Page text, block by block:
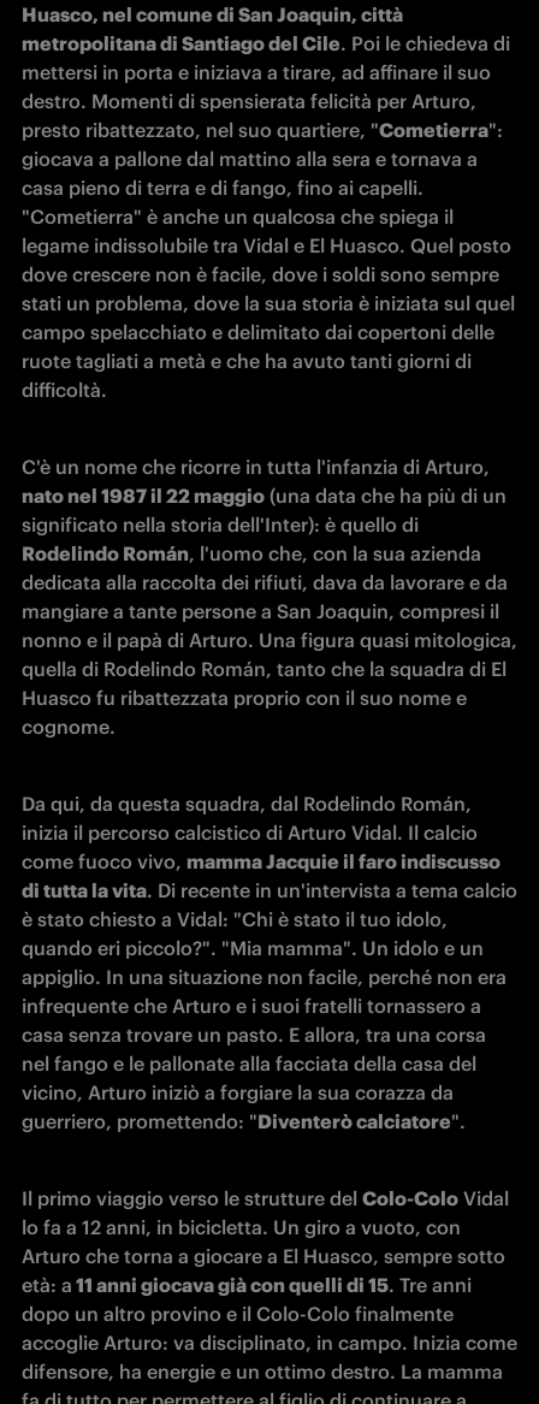
Huasco, nel comune di San Joaquin, città
metropolitana di Santiago del Cile. Poi le chiedeva di
mettersi in porta e iniziava a tirare, ad affinare il suo
destro. Momenti di spensierata felicità per Arturo,
presto ribattezzato, nel suo quartiere, "Cometierra":
giocava a pallone dal mattino alla sera e tornava a
casa pieno di terra e di fango, fino ai capelli.
"Cometierra" è anche un qualcosa che spiega il
legame indissolubile tra Vidal e El Huasco. Quel posto
dove crescere non è facile, dove i soldi sono sempre
stati un problema, dove la sua storia è iniziata sul quel
campo spelacchiato e delimitato dai copertoni delle
ruote tagliati a metà e che ha avuto tanti giorni di
difficoltà.
nato nel 1987 il 22 maggio (una data che ha più di un
Rodelindo Román, l'uomo che, con la sua azienda
dedicata alla raccolta dei rifiuti, dava da lavorare e da
mangiare a tante persone a San Joaquin, compresi il
nonno e il papà di Arturo. Una figura quasi mitologica,
quella di Rodelindo Román, tanto che la squadra di El
Huasco fu ribattezzata proprio con il suo nome e
cognome.
Da qui, da questa squadra, dal Rodelindo Román,
inizia il percorso calcistico di Arturo Vidal. Il calcio
come fuoco vivo, mamma Jacquie il faro indiscusso
di tutta la vita. Di recente in un'intervista a tema calcio
è stato chiesto a Vidal: "Chi è stato il tuo idolo,
quando eri piccolo?". "Mia mamma". Un idolo e un
appiglio. In una situazione non facile, perché non era
infrequente che Arturo e i suoi fratelli tornassero a
casa senza trovare un pasto. E allora, tra una corsa
nel fango e le pallonate alla facciata della casa del
vicino, Arturo iniziò a forgiare la sua corazza da
guerriero, promettendo: "Diventerò calciatore".
Il primo viaggio verso le strutture del Colo-Colo Vidal
lo fa a 12 anni, in bicicletta. Un giro a vuoto, con
Arturo che torna a giocare a El Huasco, sempre sotto
età: a 11 anni giocava già con quelli di 15. Tre anni
dopo un altro provino e il Colo-Colo finalmente
accoglie Arturo: va disciplinato, in campo. Inizia come
difensore, ha energie e un ottimo destro. La mamma